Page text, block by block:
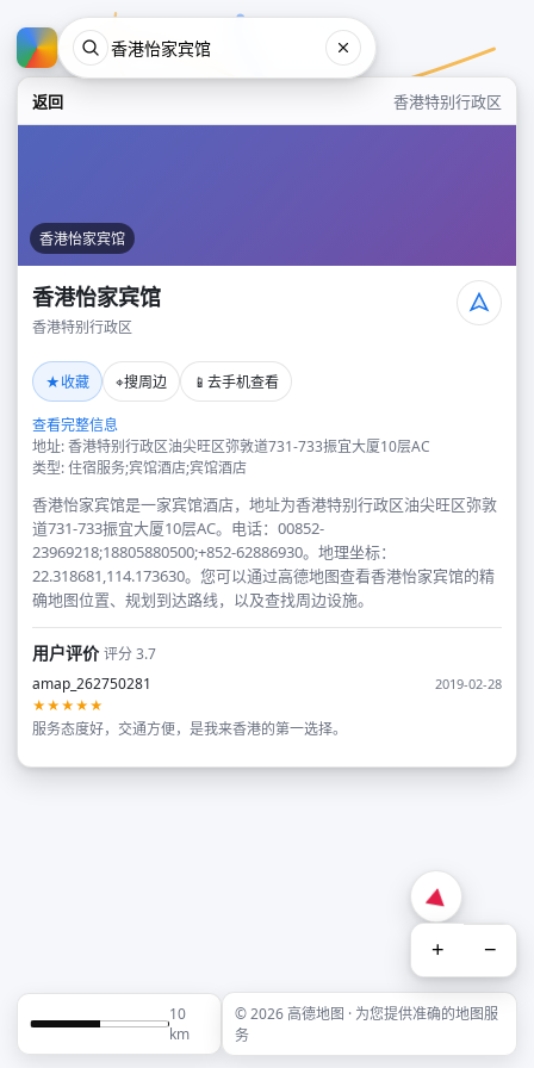
返回 香港特别行政区
香港怡家宾馆
香港怡家宾馆
香港特别行政区
★收藏 ⌖搜周边 📱 去手机查看
查看完整信息
地址: 香港特别行政区油尖旺区弥敦道731-733振宜大厦10层AC
类型: 住宿服务;宾馆酒店;宾馆酒店
香港怡家宾馆是一家宾馆酒店，地址为香港特别行政区油尖旺区弥敦
道731-733振宜大厦10层AC。电话：00852-
23969218;18805880500;+852-62886930。地理坐标：
22.318681,114.173630。您可以通过高德地图查看香港怡家宾馆的精
确地图位置、规划到达路线，以及查找周边设施。
用户评价评分 3.7
amap_262750281
2019-02-28
★★★★★
服务态度好，交通方便，是我来香港的第一选择。
+ −
10
km
© 2026 高德地图 · 为您提供准确的地图服
务